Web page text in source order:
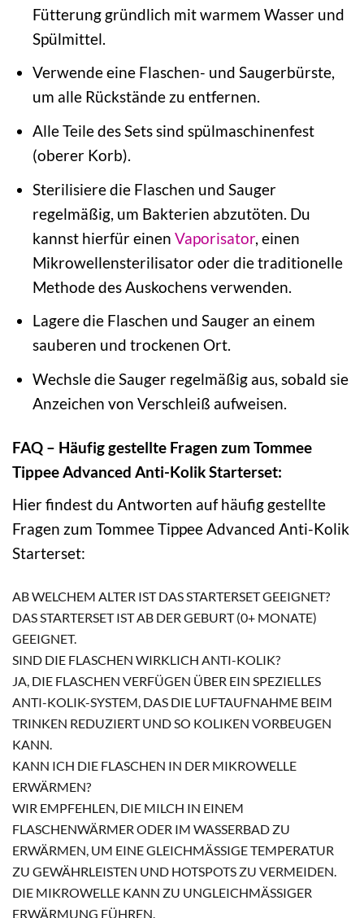
Fütterung gründlich mit warmem Wasser und
Spülmittel.
Verwende eine Flaschen- und Saugerbürste,
um alle Rückstände zu entfernen.
Alle Teile des Sets sind spülmaschinenfest
(oberer Korb).
Sterilisiere die Flaschen und Sauger
regelmäßig, um Bakterien abzutöten. Du
kannst hierfür einen Vaporisator, einen
Mikrowellensterilisator oder die traditionelle
Methode des Auskochens verwenden.
Lagere die Flaschen und Sauger an einem
sauberen und trockenen Ort.
Wechsle die Sauger regelmäßig aus, sobald sie
Anzeichen von Verschleiß aufweisen.
FAQ – Häufig gestellte Fragen zum Tommee
Tippee Advanced Anti-Kolik Starterset:
Hier findest du Antworten auf häufig gestellte
Fragen zum Tommee Tippee Advanced Anti-Kolik
Starterset:
AB WELCHEM ALTER IST DAS STARTERSET GEEIGNET?
DAS STARTERSET IST AB DER GEBURT (0+ MONATE)
GEEIGNET.
SIND DIE FLASCHEN WIRKLICH ANTI-KOLIK?
JA, DIE FLASCHEN VERFÜGEN ÜBER EIN SPEZIELLES
ANTI-KOLIK-SYSTEM, DAS DIE LUFTAUFNAHME BEIM
TRINKEN REDUZIERT UND SO KOLIKEN VORBEUGEN
KANN.
KANN ICH DIE FLASCHEN IN DER MIKROWELLE
ERWÄRMEN?
WIR EMPFEHLEN, DIE MILCH IN EINEM
FLASCHENWÄRMER ODER IM WASSERBAD ZU
ERWÄRMEN, UM EINE GLEICHMÄSSIGE TEMPERATUR Z
U GEWÄHRLEISTEN UND HOTSPOTS ZU VERMEIDEN. D
IE MIKROWELLE KANN ZU UNGLEICHMÄSSIGER ER
WÄRMUNG FÜHREN.